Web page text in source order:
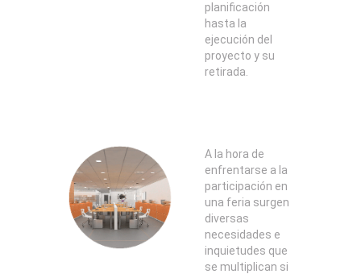
planificación
hasta la
ejecución del
proyecto y su
retirada.
A la hora de
enfrentarse a la
participación en
una feria surgen
diversas
necesidades e
inquietudes que
se multiplican si